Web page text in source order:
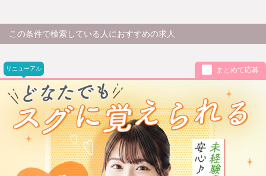
この条件で検索している人におすすめの求人
リニューアル まとめて応募